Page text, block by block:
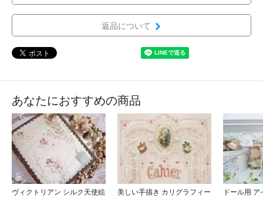
返品について
あなたにおすすめの商品
ヴィクトリアン シルク天使絵
美しい手描き カリグラフィー
ドール用